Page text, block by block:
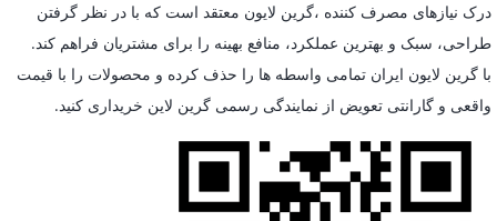
درک نیازهای مصرف کننده ،گرین لایون معتقد است که با در نظر گرفتن
طراحی، سبک و بهترین عملکرد، منافع بهینه را برای مشتریان فراهم کند.
با گرین لایون ایران تمامی واسطه ها را حذف کرده و محصولات را با قیمت
واقعی و گارانتی تعویض از نمایندگی رسمی گرین لاین خریداری کنید.